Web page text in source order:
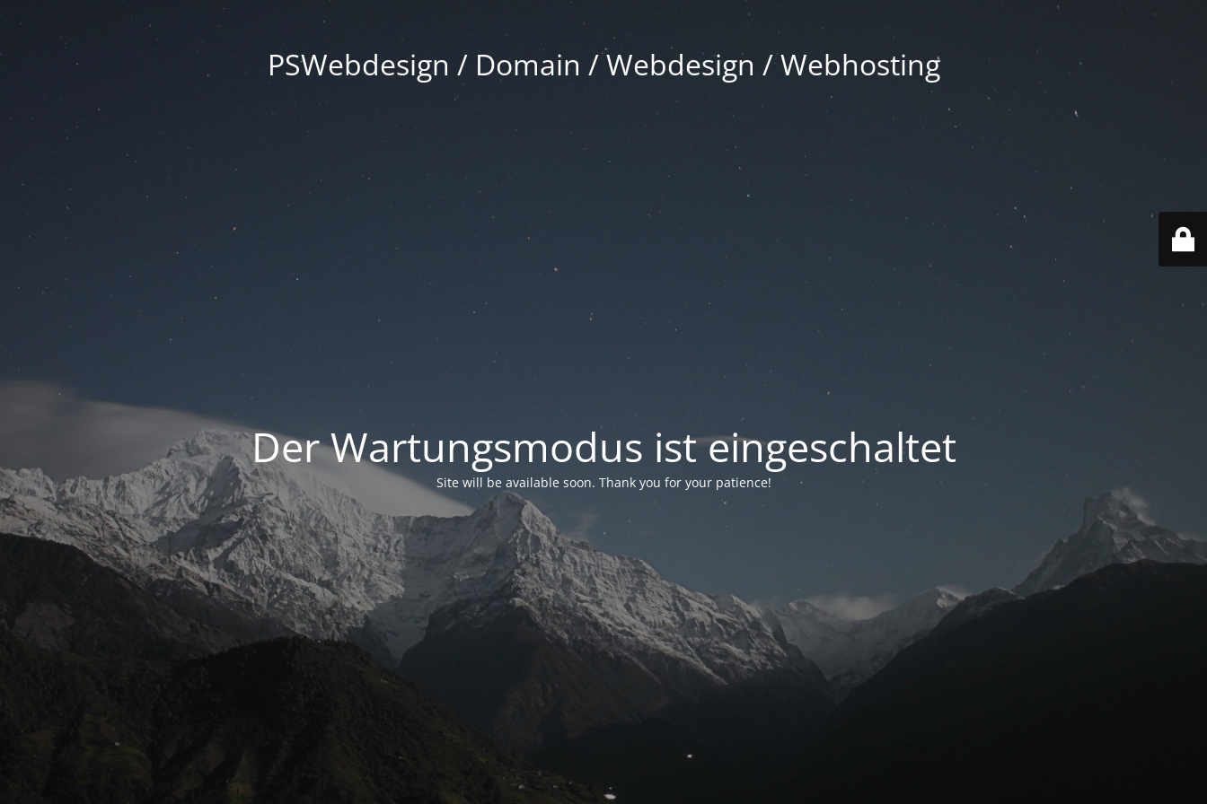
PSWebdesign / Domain / Webdesign / Webhosting
Der Wartungsmodus ist eingeschaltet
Site will be available soon. Thank you for your patience!